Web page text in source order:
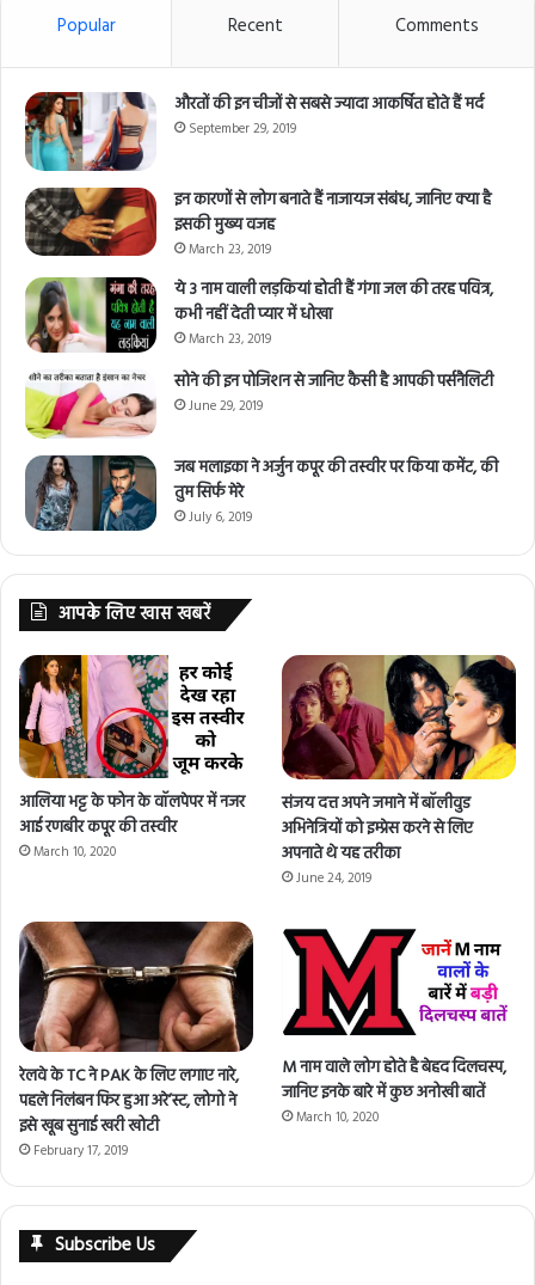
Popular Recent Comments
औरतों की इन चीजों से सबसे ज्यादा आकर्षित होते हैं मर्द
September 29, 2019
इन कारणों से लोग बनाते हैं नाजायज संबंध, जानिए क्या है
इसकी मुख्य वजह
March 23, 2019
ये 3 नाम वाली लड़कियां होती हैं गंगा जल की तरह पवित्र,
कभी नहीं देती प्यार में धोखा
March 23, 2019
सोने की इन पोजिशन से जानिए कैसी है आपकी पर्सनैलिटी
June 29, 2019
जब मलाइका ने अर्जुन कपूर की तस्वीर पर किया कमेंट, की
तुम सिर्फ मेरे
July 6, 2019
आपके लिए खास खबरें
आलिया भट्ट के फोन के वॉलपेपर में नजर
आई रणबीर कपूर की तस्वीर
March 10, 2020
संजय दत्त अपने जमाने में बॉलीवुड
अभिनेत्रियों को इम्प्रेस करने से लिए
अपनाते थे यह तरीका
June 24, 2019
रेलवे के TC ने PAK के लिए लगाए नारे,
पहले निलंबन फिर हुआ अरे’स्ट, लोगो ने
इसे खूब सुनाई खरी खोटी
February 17, 2019
M नाम वाले लोग होते है बेहद दिलचस्प,
जानिए इनके बारे में कुछ अनोखी बातें
March 10, 2020
Subscribe Us